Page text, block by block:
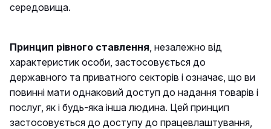
середовища.
Принцип рівного ставлення , незалежно від
характеристик особи, застосовується до
державного та приватного секторів і означає, що ви
повинні мати однаковий доступ до надання товарів і
послуг, як і будь-яка інша людина. Цей принцип
застосовується до доступу до працевлаштування,